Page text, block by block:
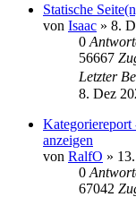
Statische
von Isaac » 8.
0
56667
Letzter
8. Dez
anzeigen
von RalfO »
0
67042